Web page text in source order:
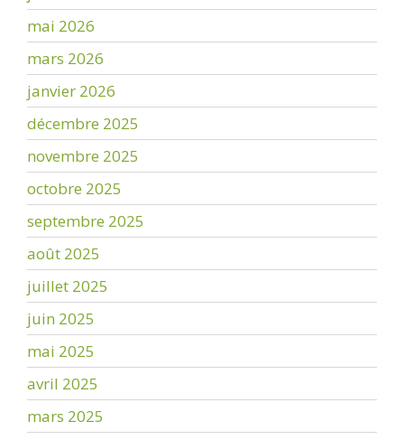
mai 2026
mars 2026
janvier 2026
décembre 2025
novembre 2025
octobre 2025
septembre 2025
août 2025
juillet 2025
juin 2025
mai 2025
avril 2025
mars 2025